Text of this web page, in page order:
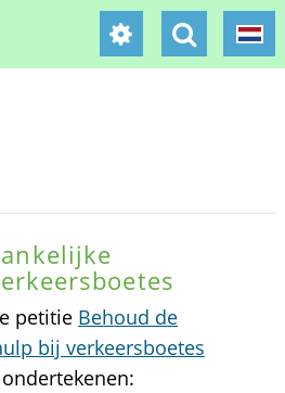
petitie Behoud de
bij verkeersboetes